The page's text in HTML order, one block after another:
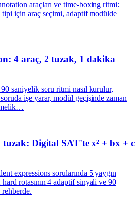
araçları ve time-boxing ritmi:
tipi için araç seçimi, adaptif modülde
4 araç, 2 tuzak, 1 dakika
saniyelik soru ritmi nasıl kurulur,
işe yarar, modül geçişinde zaman
tuzak: Digital SAT'te x² + bx + c
expressions sorularında 5 yaygın
hard rotasının 4 adaptif sinyali ve 90